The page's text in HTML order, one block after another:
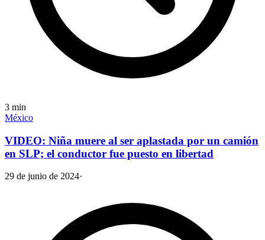
3 min
México
VIDEO: Niña muere al ser aplastada por un camión
en SLP; el conductor fue puesto en libertad
29 de junio de 2024·